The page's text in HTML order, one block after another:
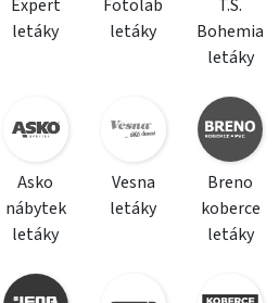
Expert
letáky
Fotolab
letáky
T.S.
Bohemia
letáky
Asko
nábytek
letáky
Vesna
letáky
Breno
koberce
letáky